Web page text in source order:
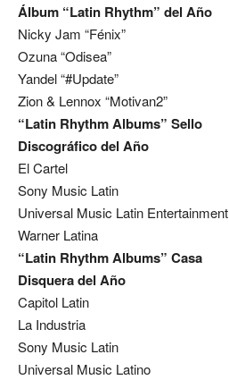
Álbum “Latin Rhythm” del Año
Nicky Jam “Fénix”
Ozuna “Odisea”
Yandel “#Update”
Zion & Lennox “Motivan2”
“Latin Rhythm Albums” Sello
Discográfico del Año
El Cartel
Sony Music Latin
Universal Music Latin Entertainment
Warner Latina
“Latin Rhythm Albums” Casa
Disquera del Año
Capitol Latin
La Industria
Sony Music Latin
Universal Music Latino